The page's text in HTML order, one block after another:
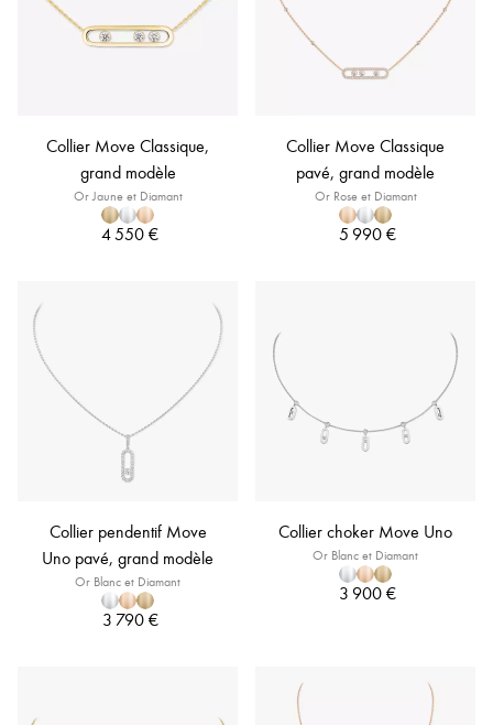
Collier Move Classique,
grand modèle
Or Jaune et Diamant
4 550 €
Collier Move Classique
pavé, grand modèle
Or Rose et Diamant
5 990 €
Collier pendentif Move
Uno pavé, grand modèle
Or Blanc et Diamant
3 790 €
Collier choker Move Uno
Or Blanc et Diamant
3 900 €